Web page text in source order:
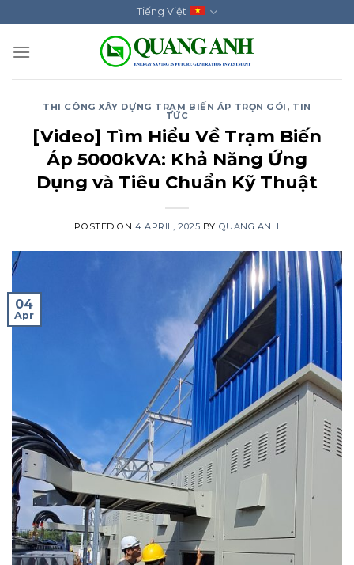
to
content
Tiếng Việt
THI CÔNG XÂY DỰNG TRẠM BIẾN ÁP TRỌN GÓI , TIN
TỨC
[Video] Tìm Hiểu Về Trạm Biến
Áp 5000kVA: Khả Năng Ứng
Dụng và Tiêu Chuẩn Kỹ Thuật
POSTED ON4 APRIL, 2025 BY QUANG ANH
04
Apr